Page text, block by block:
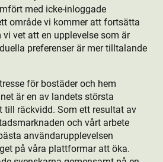
med icke-inloggade
område vi kommer att fortsätta
vet att en upplevelse som är
preferenser är mer tilltalande
för bostäder och hem
är en av landets största
till räckvidd. Som ett resultat av
och vårt arbete
användarupplevelsen
på våra plattformar att öka.